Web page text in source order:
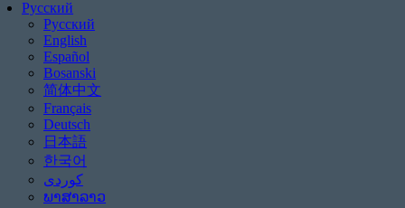
Русский
Русский
English
Español
Bosanski
简体中文
Français
Deutsch
日本語
한국어
ພາສາລາວ
Be aware of scams: WHRC does not make unsolicited phone calls and will
If you receive a suspicious call claiming to be from WHRC, please contact